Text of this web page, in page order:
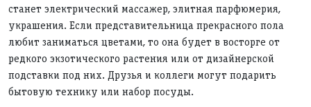
станет электрический массажер, элитная парфюмерия,
украшения. Если представительница прекрасного пола
любит заниматься цветами, то она будет в восторге от
редкого экзотического растения или от дизайнерской
подставки под них. Друзья и коллеги могут подарить
бытовую технику или набор посуды.